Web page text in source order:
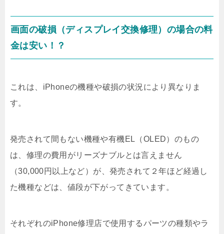
画面の破損（ディスプレイ交換修理）の場合の料
金は安い！？
これは、iPhoneの機種や破損の状況により異なりま
す。
発売されて間もない機種や有機EL（OLED）のもの
は、修理の費用がリーズナブルとは言えません
（30,000円以上など）が、発売されて２年ほど経過し
た機種などは、値段が下がってきています。
それぞれのiPhone修理店で使用するパーツの種類やラ